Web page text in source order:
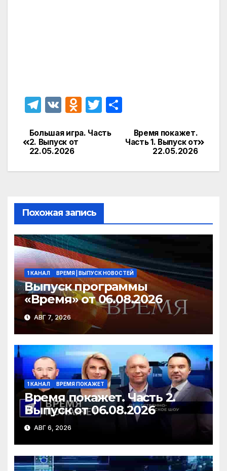
T
e
gr
a
V
O
n
kl
s
s
ni
ki
T
itt
п
а
т
ь
Навигация
по
Время покажет.
Часть 1. Выпуск от
22.05.2026
Большая игра. Часть
2. Выпуск от
22.05.2026
Похожая запись
1 КАНАЛ ВРЕМЯ | ВЫПУСК НОВОСТЕЙ
Выпуск программы
«Время» от 06.08.2026
АВГ 7, 2026
1 КАНАЛ ВРЕМЯ ПОКАЖЕТ
Время покажет. Часть 2.
Выпуск от 06.08.2026
АВГ 6, 2026